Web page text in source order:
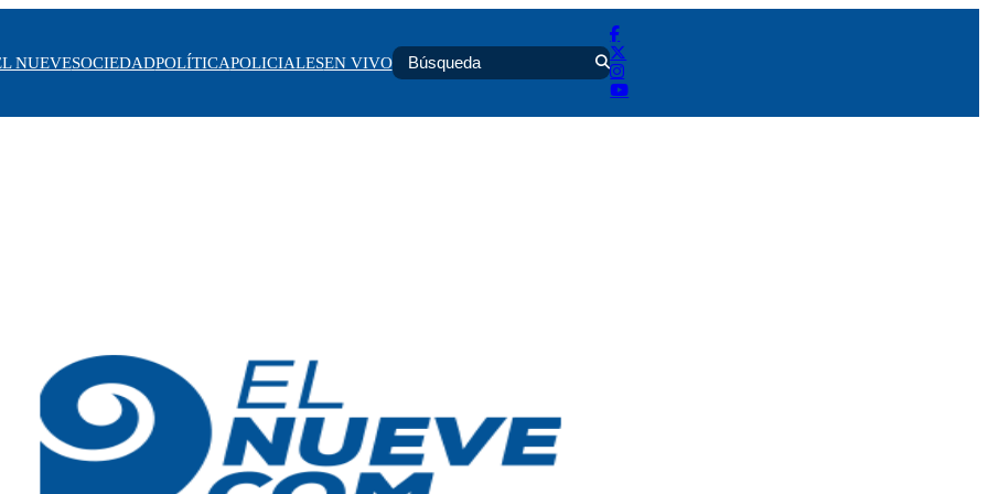
NUEVESOCIEDADPOLÍTICAPOLICIALESEN VIVO